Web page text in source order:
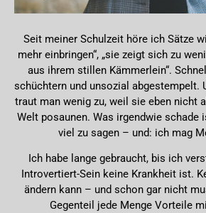
Seit meiner Schulzeit höre ich Sätze
mehr einbringen“, „sie zeigt sich zu
aus ihrem stillen Kämmerlein“.
schüchtern und unsozial abgestempelt.
traut man wenig zu, weil sie eben nicht
Welt posaunen. Was irgendwie schade
viel zu sagen – und: ich mag
Ich habe lange gebraucht, bis ich
Introvertiert-Sein keine Krankheit ist.
ändern kann – und schon gar nicht
Gegenteil jede Menge Vorteile